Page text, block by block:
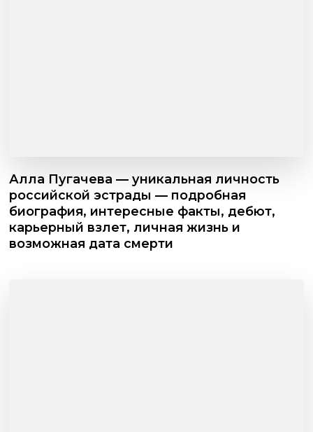
Алла Пугачева — уникальная личность
российской эстрады — подробная
биография, интересные факты, дебют,
карьерный взлет, личная жизнь и
возможная дата смерти